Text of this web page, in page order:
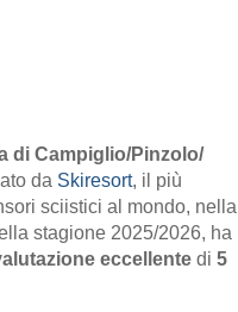
di Campiglio/​Pinzolo/​
da Skiresort, il più
sciistici al mondo, nella
stagione 2025/2026, ha
eccellente di 5